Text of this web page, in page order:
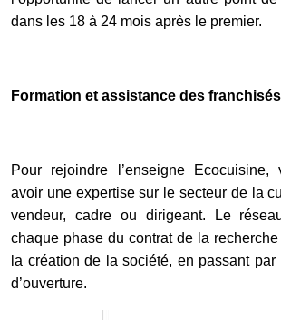
dans les 18 à 24 mois après le premier.
Formation et assistance des franchisés
Pour rejoindre l’enseigne
avoir une expertise sur le secteur de la
vendeur, cadre ou dirigeant. Le
chaque phase du contrat de la
la création de la société, en passant par
d’ouverture.